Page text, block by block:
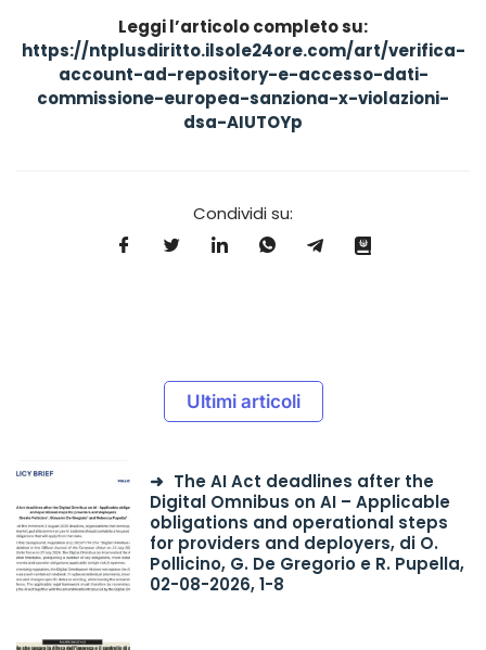
Leggi l’articolo completo su:
https://ntplusdiritto.ilsole24ore.com/art/verifica-
account-ad-repository-e-accesso-dati-
commissione-europea-sanziona-x-violazioni-
dsa-AIUTOYp
Condividi su:
Ultimi articoli
The AI Act deadlines after the
Digital Omnibus on AI – Applicable
obligations and operational steps
for providers and deployers, di O.
Pollicino, G. De Gregorio e R. Pupella,
02-08-2026, 1-8